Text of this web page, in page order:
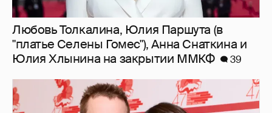
Любовь Толкалина, Юлия Паршута (в
"платье Селены Гомес"), Анна Снаткина и
Юлия Хлынина на закрытии ММКФ
39